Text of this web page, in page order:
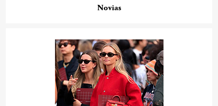
Novias